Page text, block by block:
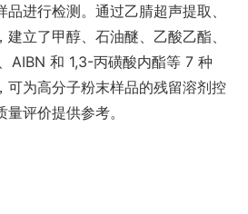
进行检测。通过乙腈超声提取、
立了甲醇、石油醚、乙酸乙酯、
AIBN 和 1,3-丙磺酸内酯等 7 种
可为高分子粉末样品的残留溶剂控
评价提供参考。